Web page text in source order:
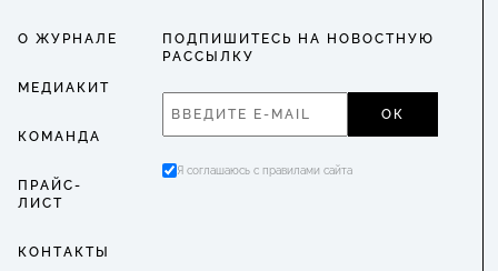
О ЖУРНАЛЕ
МЕДИАКИТ
КОМАНДА
ПРАЙС-
ЛИСТ
КОНТАКТЫ
ПОДПИШИТЕСЬ НА НОВОСТНУЮ
РАССЫЛКУ
ОК
Я соглашаюсь с правилами сайта